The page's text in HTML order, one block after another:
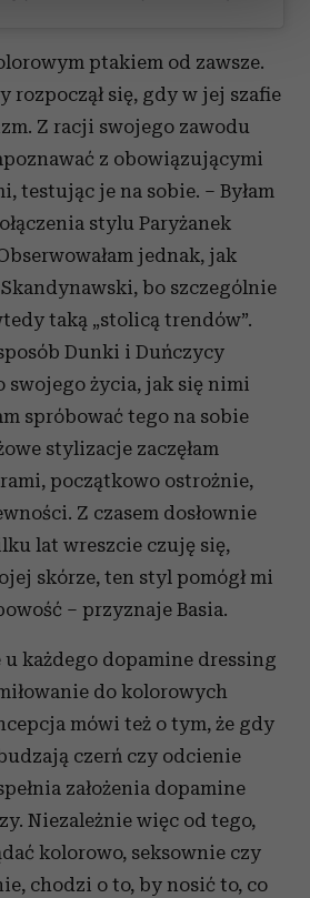
cookie do spersonalizowania treści
funkcje społecznościowe i
udostępniamy partnerom
i analitycznym.
te informacje z innymi danymi
lub uzyskanymi podczas
ptakiem od zawsze.
rozpoczął się, gdy w jej szafie
Z racji swojego zawodu
z obowiązującymi
testując je na sobie. – Byłam
stylu Paryżanek
jednak, jak
bo szczególnie
taką „stolicą trendów”.
Dunki i Duńczycy
swojego życia, jak się nimi
spróbować tego na sobie
stylizacje zaczęłam
początkowo ostrożnie,
Z czasem dosłownie
lat wreszcie czuję się,
skórze, ten styl pomógł mi
– przyznaje Basia.
każdego dopamine dressing
do kolorowych
mówi też o tym, że gdy
czerń czy odcienie
założenia dopamine
Niezależnie więc od tego,
kolorowo, seksownie czy
chodzi o to, by nosić to, co